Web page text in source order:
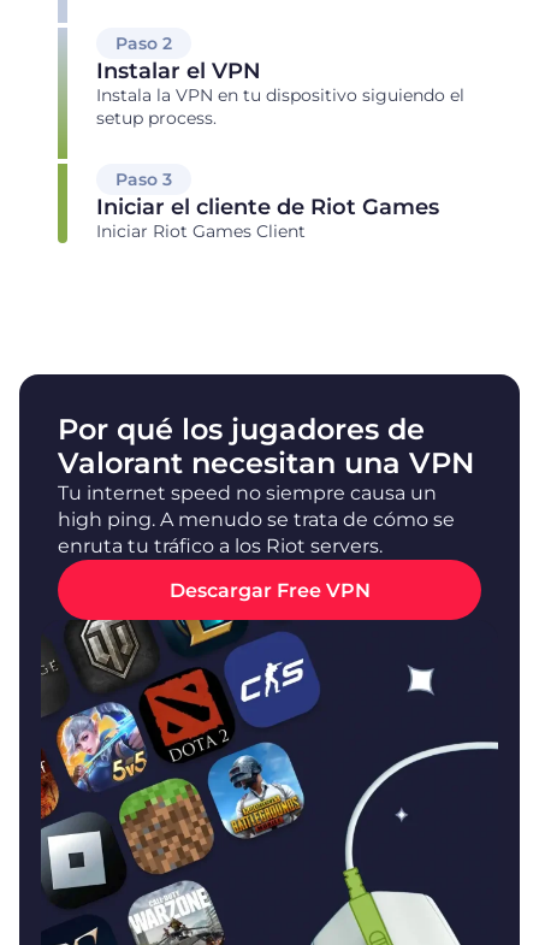
Paso 2
Instalar el VPN
Instala la VPN en tu dispositivo siguiendo el
setup process.
Paso 3
Iniciar el cliente de Riot Games
Iniciar Riot Games Client
Por qué los jugadores de
Valorant necesitan una VPN
Tu internet speed no siempre causa un
high ping. A menudo se trata de cómo se
enruta tu tráfico a los Riot servers.
Descargar Free VPN